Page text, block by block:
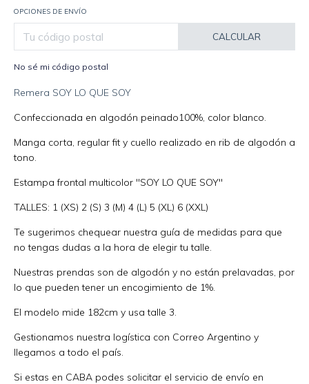
OPCIONES DE ENVÍO
CALCULAR
No sé mi código postal
Remera SOY LO QUE SOY
Confeccionada en algodón peinado100%, color blanco.
Manga corta, regular fit y cuello realizado en rib de algodón a
tono.
Estampa frontal multicolor "SOY LO QUE SOY"
TALLES: 1 (XS) 2 (S) 3 (M) 4 (L) 5 (XL) 6 (XXL)
Te sugerimos chequear nuestra guía de medidas para que
no tengas dudas a la hora de elegir tu talle.
Nuestras prendas son de algodón y no están prelavadas, por
lo que pueden tener un encogimiento de 1%.
El modelo mide 182cm y usa talle 3.
Gestionamos nuestra logística con Correo Argentino y
llegamos a todo el país.
Si estas en CABA podes solicitar el servicio de envío en